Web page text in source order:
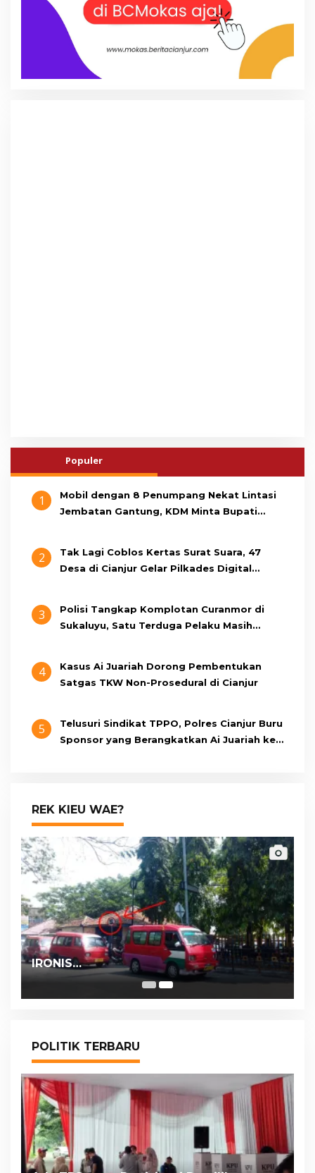
Populer
1
Mobil dengan 8 Penumpang Nekat Lintasi
Jembatan Gantung, KDM Minta Bupati
2
Tak Lagi Coblos Kertas Surat Suara, 47
Desa di Cianjur Gelar Pilkades Digital
3
Polisi Tangkap Komplotan Curanmor di
Sukaluyu, Satu Terduga Pelaku Masih
4
Kasus Ai Juariah Dorong Pembentukan
Satgas TKW Non-Prosedural di Cianjur
5
Telusuri Sindikat TPPO, Polres Cianjur Buru
Sponsor yang Berangkatkan Ai Juariah ke
REK KIEU WAE?
IRONIS…
POLITIK TERBARU